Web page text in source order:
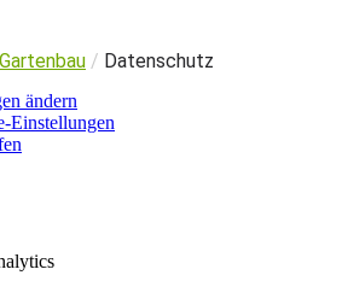
/ Datenschutz
ändern
Einstellungen